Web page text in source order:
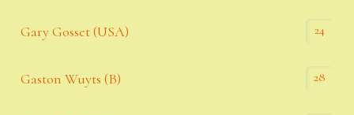
Gary Gosset (USA) 24
Gaston Wuyts (B) 28